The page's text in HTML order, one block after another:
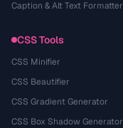
Caption & Alt Text Formatter
CSS Tools
CSS Minifier
CSS Beautifier
CSS Gradient Generator
CSS Box Shadow Generator